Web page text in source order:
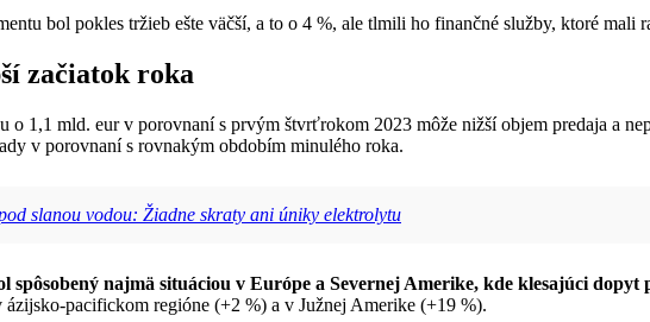
bol pokles tržieb ešte väčší, a to o 4 %, ale tlmili ho finančné služby, ktoré mali
začiatok roka
o 1,1 mld. eur v porovnaní s prvým štvrťrokom 2023 môže nižší objem predaja a
v porovnaní s rovnakým obdobím minulého roka.
slanou vodou: Žiadne skraty ani úniky elektrolytu
najmä situáciou v Európe a Severnej Amerike, kde klesajúci
ázijsko-pacifickom regióne (+2 %) a v Južnej Amerike (+19 %).